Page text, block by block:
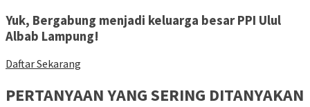
Yuk, Bergabung menjadi keluarga besar PPI Ulul
Albab Lampung!
Daftar Sekarang
PERTANYAANYANG SERING DITANYAKAN